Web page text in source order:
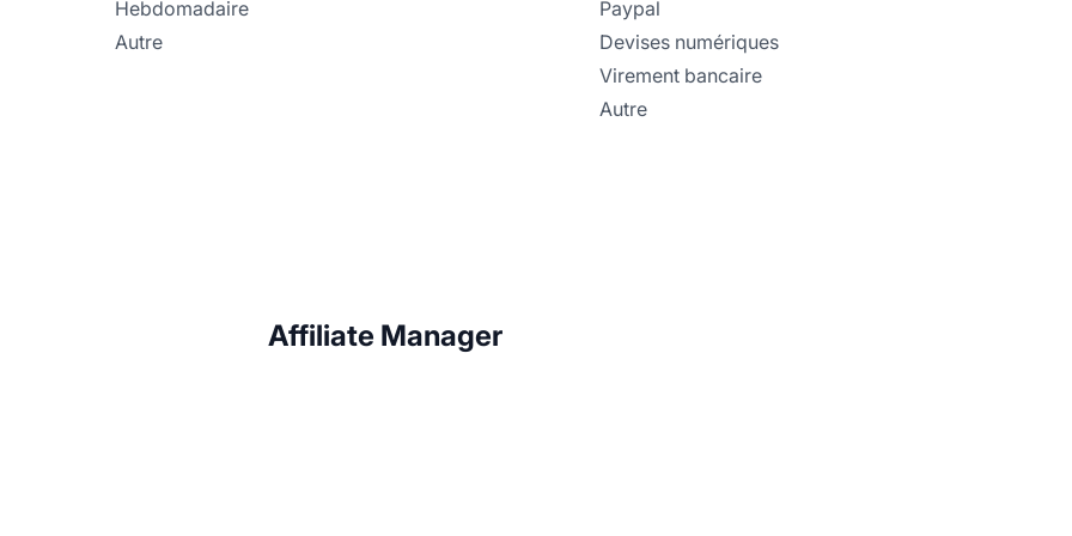
Hebdomadaire
Autre
Paypal
Devises numériques
Virement bancaire
Autre
Affiliate Manager